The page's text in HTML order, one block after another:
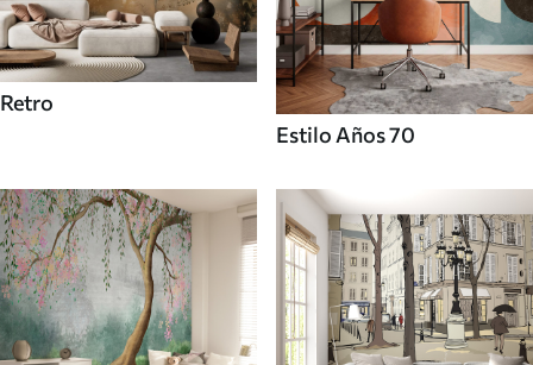
Retro
Estilo Años 70